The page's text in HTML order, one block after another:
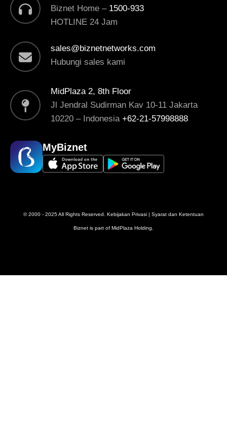
Biznet Home – 1500-933
HOTLINE 24 Jam
sales@biznetnetworks.com
Hubungi sales kami
MidPlaza 2, 8th Floor
Jl Jendral Sudirman Kav 10-11 Jakarta
10220 – Indonesia+62-21-57998888
MyBiznet
© 2000 - 2025 All Rights Reserved. Kebijakan Privasi | Syarat dan Ketentuan
Biznet is part of MidPlaza Holding